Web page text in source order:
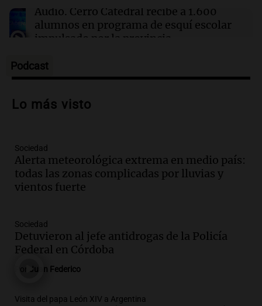
Audio. Cerro Catedral recibe a 1.600
alumnos en programa de esquí escolar
impulsado por la provincia
Episodios
Audio.Osvaldo Jaldo busca unificar
argentino en Buenos Aires
Audio.Riesgo extremo de incendios en
Córdoba a pesar del sol en Carlos Paz
Noticias
Audio.
Mendoza por temporal; el paso Cristo
Redentor sigue cerrado
Episodios
Audio.
Pullaro irá a Chile para avanzar
Podcast
Lo más visto
Sociedad
Alerta meteorológica extrema en medio país:
todas las zonas complicadas por lluvias y
vientos fuerte
Sociedad
Detuvieron al jefe antidrogas de la Policía
Federal en Córdoba
Juan Federico
Visita del papa León XIV a Argentina